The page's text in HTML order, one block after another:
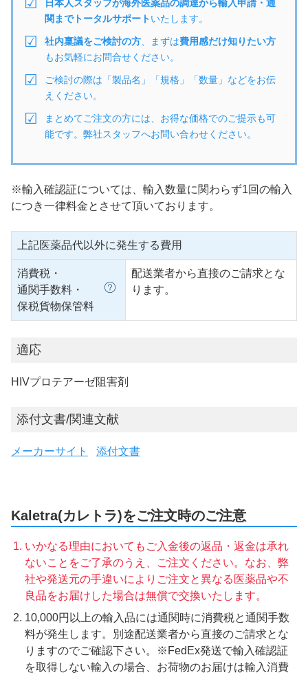
日本人スタッフが海外医薬品の調達から輸入申請・通
関までトータルサポートいたします。
社内稟議をご検討の方 、まずは費用感だけ知りたい方
もお気軽にお問合せください。
ご検討の際は「製品名」「規格」「数量」などをお伝
えください。
まとめてご注文の方には、お得な価格でのご提示も可
能です。弊社スタッフへお問い合わせください。
※輸入確認証については、輸入数量に関わらず1回の輸入
につき一律料金とさせて頂いております。
上記医薬品代以外に発生する費用
消費税・
通関手数料・
保税貨物保管料
配送業者から直接のご請求とな
ります。
適応
HIVプロテアーゼ阻害剤
添付文書/関連文献
メーカーサイト 添付文書
Kaletra(カレトラ)をご注文時のご注意
いかなる理由においてもご入金後の返品・返金は承れ
ないことをご了承のうえ、ご注文ください。なお、弊
社や発送元の手違いによりご注文と異なる医薬品や不
良品をお届けした場合は無償で交換いたします。
10,000円以上の輸入品には通関時に消費税と通関手数
料が発生します。別途配送業者から直接のご請求とな
りますのでご確認下さい。※FedEx発送で輸入確認証
を取得しない輸入の場合、お荷物のお届けは輸入消費